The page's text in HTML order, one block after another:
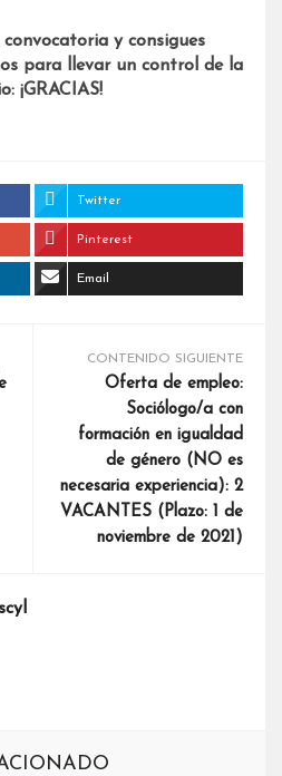
y consigues
para llevar un control de la
¡GRACIAS!
Twitter
Pinterest
Email
CONTENIDO SIGUIENTE
Oferta de empleo:
Sociólogo/a con
formación en igualdad
de género (NO es
necesaria experiencia): 2
VACANTES (Plazo: 1 de
noviembre de 2021)